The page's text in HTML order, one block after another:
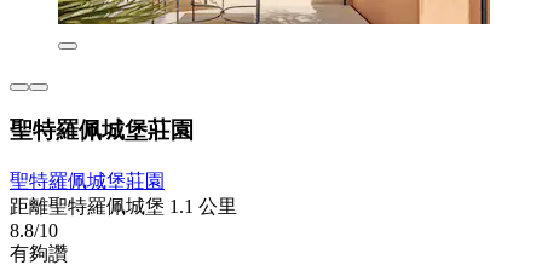
聖特羅佩城堡莊園
聖特羅佩城堡莊園
距離聖特羅佩城堡 1.1 公里
8.8/10
有夠讚